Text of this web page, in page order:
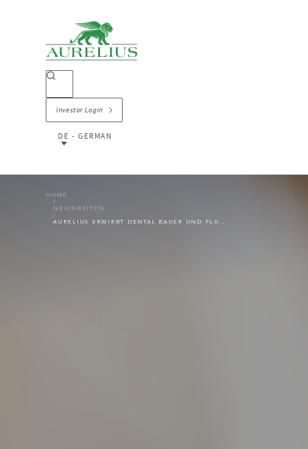
Investor Login
DE - GERMAN
HOME
NEUIGKEITEN
AURELIUS ERWIRBT DENTAL BAUER UND PLURADENT IN EINER KOMBINIERTEN TRANSAKTION MIT DEM ZIEL DES AUFBAUS EINER FÜHRENDEN DEUTSCHEN DENTALHANDELSPLATTFORM